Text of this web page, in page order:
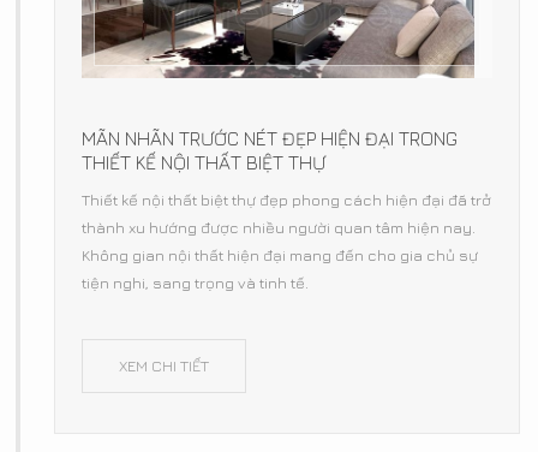
MÃN NHÃN TRƯỚC NÉT ĐẸP HIỆN ĐẠI TRONG
THIẾT KẾ NỘI THẤT BIỆT THỰ
Thiết kế nội thất biệt thự đẹp phong cách hiện đại đã trở
thành xu hướng được nhiều người quan tâm hiện nay.
Không gian nội thất hiện đại mang đến cho gia chủ sự
tiện nghi, sang trọng và tinh tế.
XEM CHI TIẾT